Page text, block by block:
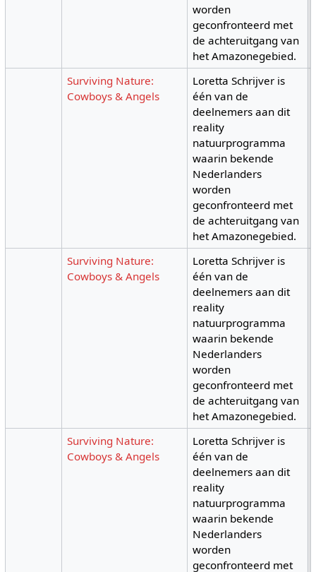
worden
geconfronteerd met
de achteruitgang van
het Amazonegebied.
Surviving Nature:
Cowboys & Angels
Loretta Schrijver is
één van de
deelnemers aan dit
reality
natuurprogramma
waarin bekende
Nederlanders
worden
geconfronteerd met
de achteruitgang van
het Amazonegebied.
Surviving Nature:
Cowboys & Angels
Loretta Schrijver is
één van de
deelnemers aan dit
reality
natuurprogramma
waarin bekende
Nederlanders
worden
geconfronteerd met
de achteruitgang van
het Amazonegebied.
Surviving Nature:
Cowboys & Angels
Loretta Schrijver is
één van de
deelnemers aan dit
reality
natuurprogramma
waarin bekende
Nederlanders
worden
geconfronteerd met